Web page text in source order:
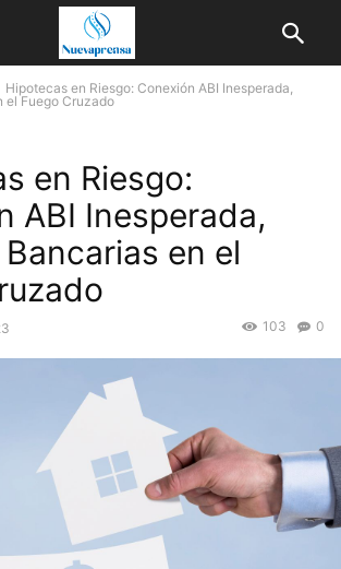
Hipotecas en Riesgo: Conexión ABI Inesperada,
el Fuego Cruzado
en Riesgo:
ABI Inesperada,
en el
0
103